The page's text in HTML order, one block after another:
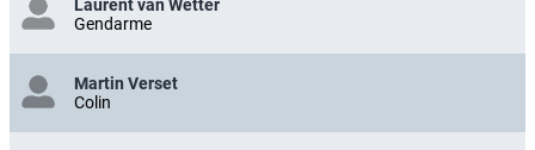
Laurent van Wetter
Gendarme
Martin Verset
Colin